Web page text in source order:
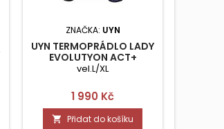
ZNAČKA: UYN
UYN TERMOPRÁDLO LADY
EVOLUTYON ACT+
PANTS3/4 VEL.L/XL
vel.L/XL
Cena
1 990 Kč
 Přidat do košíku